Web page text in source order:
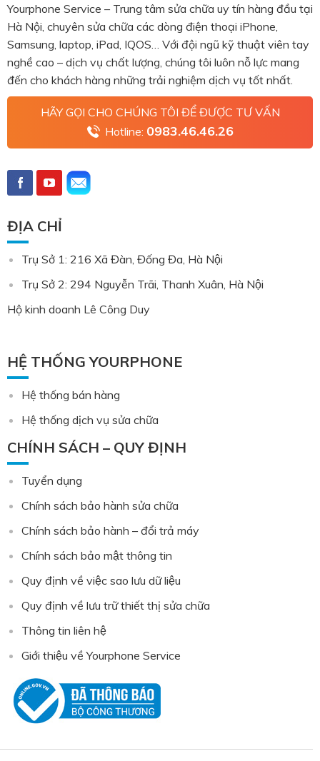
Yourphone Service – Trung tâm sửa chữa uy tín hàng đầu tại
Hà Nội, chuyên sửa chữa các dòng điện thoại iPhone,
Samsung, laptop, iPad, IQOS… Với đội ngũ kỹ thuật viên tay
nghề cao – dịch vụ chất lượng, chúng tôi luôn nỗ lực mang
đến cho khách hàng những trải nghiệm dịch vụ tốt nhất.
HÃY GỌI CHO CHÚNG TÔI ĐỂ ĐƯỢC TƯ VẤN
Hotline: 0983.46.46.26
ĐỊA CHỈ
Trụ Sở 1: 216 Xã Đàn, Đống Đa, Hà Nội
Trụ Sở 2: 294 Nguyễn Trãi, Thanh Xuân, Hà Nội
Hộ kinh doanh Lê Công Duy
HỆ THỐNG YOURPHONE
Hệ thống bán hàng
Hệ thống dịch vụ sửa chữa
CHÍNH SÁCH – QUY ĐỊNH
Tuyển dụng
Chính sách bảo hành sửa chữa
Chính sách bảo hành – đổi trả máy
Chính sách bảo mật thông tin
Quy định về việc sao lưu dữ liệu
Quy định về lưu trữ thiết thị sửa chữa
Thông tin liên hệ
Giới thiệu về Yourphone Service